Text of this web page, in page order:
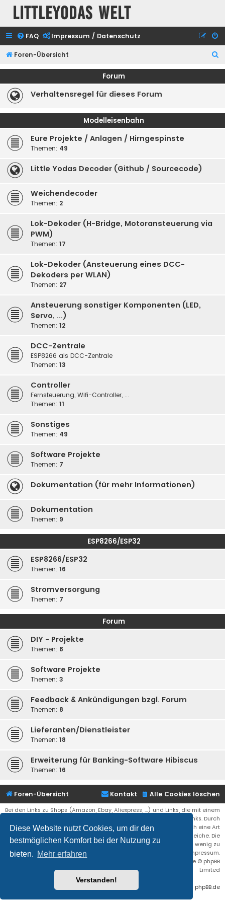
Diese Website nutzt Cookies, um dir den
bestmöglichen Komfort bei der Nutzung zu
bieten. Mehr erfahren
Verstanden!
Littleyodas Welt
FAQ Impressum / Datenschutz
Foren-Übersicht
u
Forum
Verhaltensregel für dieses Forum
Modelleisenbahn
Eure Projekte / Anlagen / Hirngespinste
Themen: 49
Little Yodas Decoder (Github / Sourcecode)
Weichendecoder
Themen: 2
Lok-Dekoder (H-Bridge, Motoransteuerung via
PWM)
Themen: 17
Lok-Dekoder (Ansteuerung eines DCC-
Dekoders per WLAN)
Themen: 27
Ansteuerung sonstiger Komponenten (LED,
Servo, ...)
Themen: 12
DCC-Zentrale
ESP8266 als DCC-Zentrale
Themen: 13
Controller
Fernsteuerung, Wifi-Controller, ...
Themen: 11
Sonstiges
Themen: 49
Software Projekte
Themen: 7
Dokumentation (für mehr Informationen)
Dokumentation
Themen: 9
ESP8266/ESP32
ESP8266/ESP32
Themen: 16
Stromversorgung
Themen: 7
Forum
DIY - Projekte
Themen: 8
Software Projekte
Themen: 3
Feedback & Ankündigungen bzgl. Forum
Themen: 8
Lieferanten/Dienstleister
Themen: 18
Erweiterung für Banking-Software Hibiscus
Themen: 16
Foren-Übersicht Alle Cookies löschen
Kontakt
Bei den Links zu Shops (Amazon, Ebay, Aliexpress, ...) und Links, die mit einem
Stern (*) markiert sind, kann es sich um sogenannte Affiliate Links. Durch
den Kauf eines Produktes über einen Affiliate Link erhälte ich eine Art
Umsatzbeteiligung gutgeschrieben. Für euch bleibt der Preis der gleiche. Die
Einnahmen helfen die Hostgebühren für diese Webseite ein wenig zu
reduzieren. Siehe auch das Impressum.
® Forum Software © phpBB
Limited
Deutsche Übersetzung durch phpBB.de